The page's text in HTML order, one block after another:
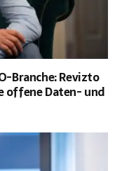
Branche: Revizto
offene Daten- und